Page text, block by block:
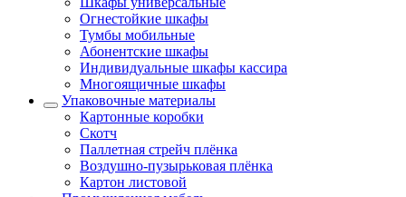
Огнестойкие шкафы
Тумбы мобильные
Абонентские шкафы
Индивидуальные шкафы кассира
Многоящичные шкафы
Упаковочные материалы
Картонные коробки
Скотч
Паллетная стрейч плёнка
Воздушно-пузырьковая плёнка
Картон листовой